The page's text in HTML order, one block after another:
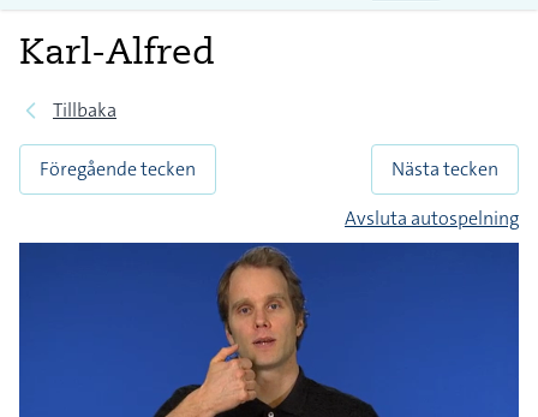
Karl-Alfred
Tillbaka
Föregående tecken
Nästa tecken
Avsluta autospelning